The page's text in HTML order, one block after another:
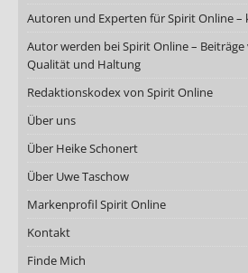
Autoren und Experten für Spirit Online
Autor werden bei Spirit Online –
Qualität und Haltung
Redaktionskodex von Spirit Online
Über uns
Über Heike Schonert
Über Uwe Taschow
Markenprofil Spirit Online
Kontakt
Finde Mich